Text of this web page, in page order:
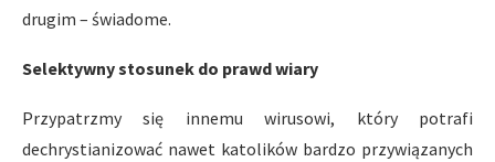
drugim – świadome.
Selektywny stosunek do prawd wiary
Przypatrzmy się innemu wirusowi, który potrafi
dechrystianizować nawet katolików bardzo przywiązanych